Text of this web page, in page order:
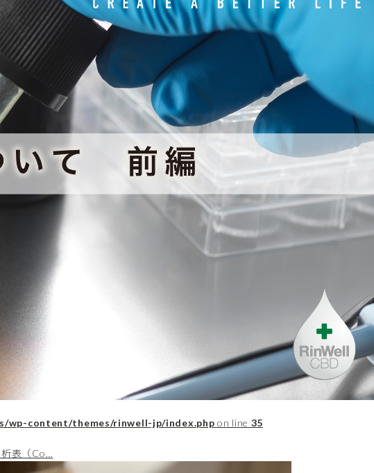
wp-content/themes/rinwell-jp/index.php on line 35
表（Co…